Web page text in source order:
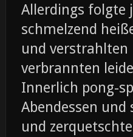
Allerdings folgte
schmelzend
und verstrahlten
verbrannten
Innerlich pong-
Abendessen
und